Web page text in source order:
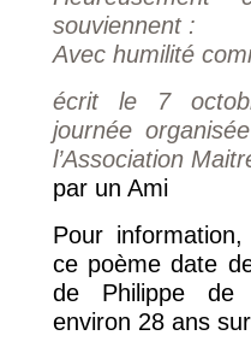
souviennent :
Avec humilité
écrit le 7
journée
l’Association
par un Ami
Pour
ce poème date
de Philippe de
environ 28 ans